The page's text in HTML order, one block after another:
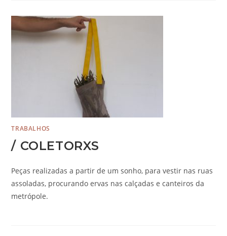
TRABALHOS
/ COLETORXS
Peças realizadas a partir de um sonho, para vestir nas ruas
assoladas, procurando ervas nas calçadas e canteiros da
metrópole.